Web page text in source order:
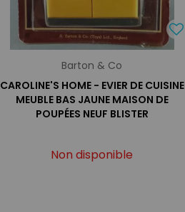
Barton & Co
CAROLINE'S HOME - EVIER DE CUISINE
MEUBLE BAS JAUNE MAISON DE
POUPÉES NEUF BLISTER
Non disponible